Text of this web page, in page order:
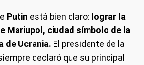
Putin está bien claro: lograr la
Mariupol, ciudad símbolo de la
de Ucrania. El presidente de la
declaró que su principal